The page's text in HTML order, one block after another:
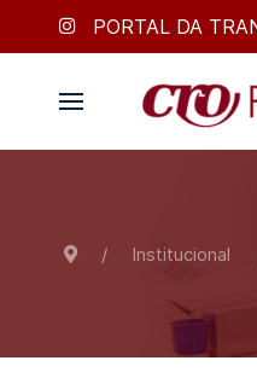
PORTAL DA
Institucional